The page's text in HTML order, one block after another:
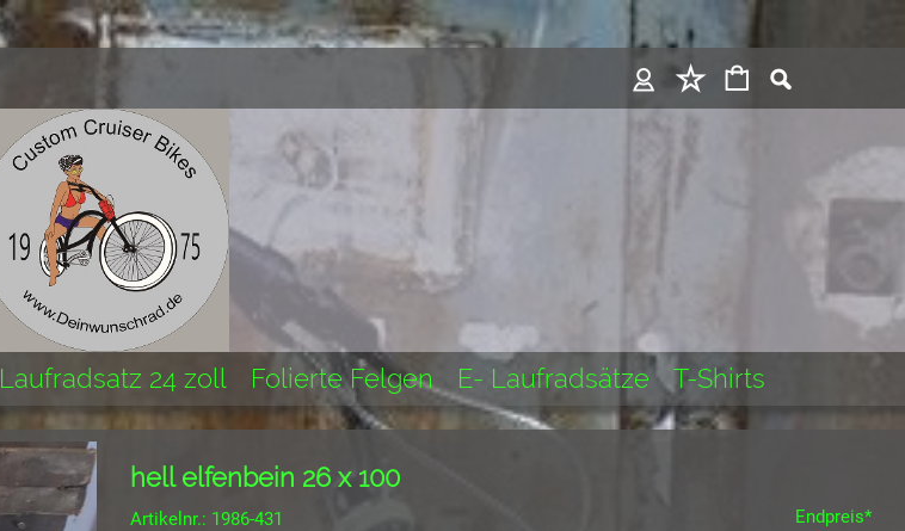
Laufradsatz 24 zoll Folierte Felgen E- Laufradsätze T-Shirts
hell elfenbein 26 x 100
Artikelnr.: 1986-431
Endpreis*